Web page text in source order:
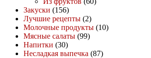
Закуски (156)
Лучшие рецепты (2)
Молочные продукты (10)
Мясные салаты (99)
Напитки (30)
Несладкая выпечка (87)